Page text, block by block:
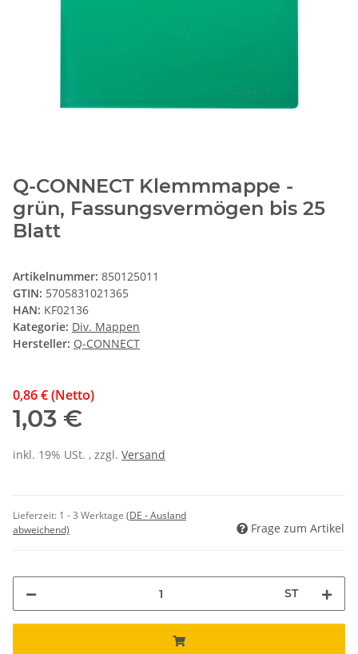
Q-CONNECT Klemmmappe -
grün, Fassungsvermögen bis 25
Blatt
Artikelnummer: 850125011
GTIN: 5705831021365
HAN: KF02136
Kategorie: Div. Mappen
Hersteller: Q-CONNECT
0,86 € (Netto)
1,03 €
inkl. 19% USt. , zzgl. Versand
Lieferzeit: 1 - 3 Werktage (DE - Ausland
abweichend)
Frage zum Artikel
ST